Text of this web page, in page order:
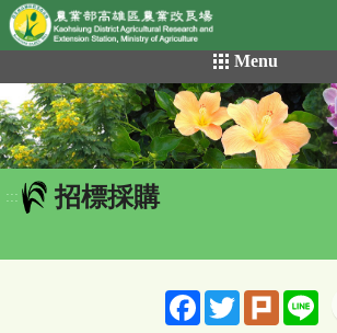
網頁置頂
到
主
要
內
容
區
Menu
::: 招標採購
FacebookTwitterPlurk